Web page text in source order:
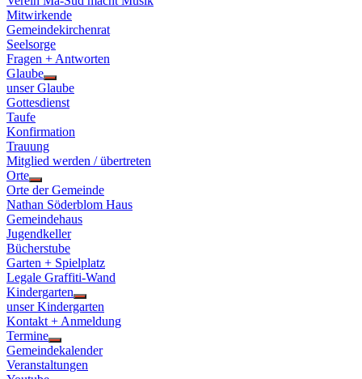
Mitwirkende
Gemeindekirchenrat
Seelsorge
Fragen + Antworten
Glaube
Show
sub
menu
unser Glaube
Gottesdienst
Taufe
Konfirmation
Trauung
Mitglied werden / übertreten
Orte
Show
sub
menu
Orte der Gemeinde
Nathan Söderblom Haus
Gemeindehaus
Jugendkeller
Bücherstube
Garten + Spielplatz
Legale Graffiti-Wand
Kindergarten
Show
sub
menu
unser Kindergarten
Kontakt + Anmeldung
Termine
Show
sub
menu
Gemeindekalender
Veranstaltungen